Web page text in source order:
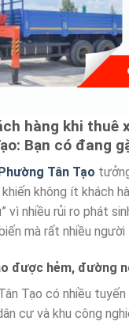
hàng khi thuê
Bạn có đang
Tân Tạo
không ít khách
vì nhiều rủi ro phát
mà rất nhiều
được hẻm, đường
Tạo có nhiều tuyến
cư và khu công